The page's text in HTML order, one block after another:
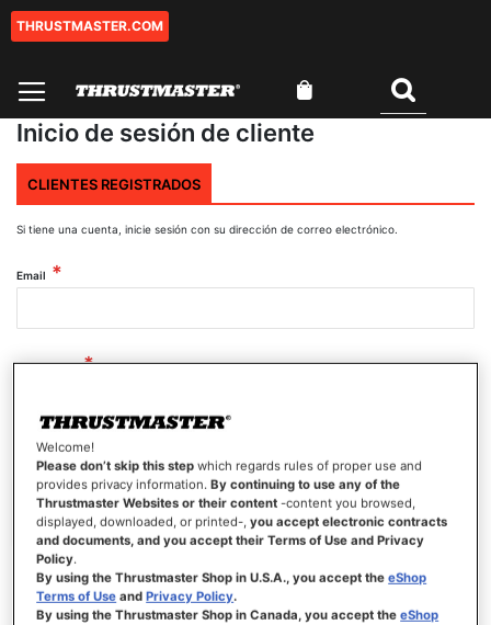
THRUSTMASTER.COM
Inicio de sesión de cliente
CLIENTES REGISTRADOS
Si tiene una cuenta, inicie sesión con su dirección de correo electrónico.
Email
Contraseña
Mostrar contraseña
INICIAR SESIÓN
¿Olvidó su contraseña?
Welcome!
Please don’t skip this step which regards rules of proper use and
provides privacy information.By continuing to use any of the
Thrustmaster Websites or their content -content you browsed,
displayed, downloaded, or printed-,you accept electronic contracts
and documents, and you accept their Terms of Use and Privacy
Policy.
By using the Thrustmaster Shop in U.S.A., you accept theeShop
Terms of Use andPrivacy Policy.
By using the Thrustmaster Shop in Canada, you accept theeShop